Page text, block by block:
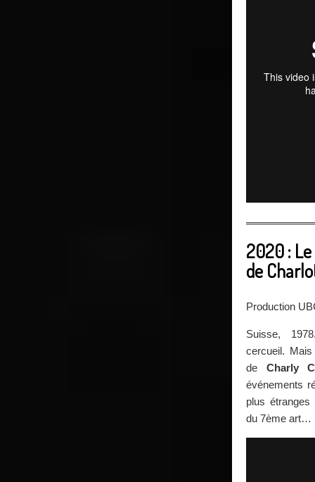
2020 :
de
Production
Suisse,
cercueil.
de Charly
événements
plus étranges
du 7ème art…